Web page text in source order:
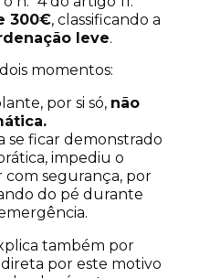
300€, classificando a
leve.
momentos:
por si só, não
se ficar demonstrado
impediu o
segurança, por
do pé durante
também por
por este motivo